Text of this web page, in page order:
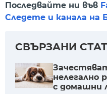
Последвайте ни във
Следете и канала на
СВЪРЗАНИ
нелегално
с домашни